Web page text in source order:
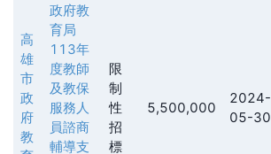
高
雄
市
政
府
教
政府教
育局
113年
度教師
及教保
服務人
員諮商
輔導支
限
制
性
招
標
5,500,000
2024-
05-30